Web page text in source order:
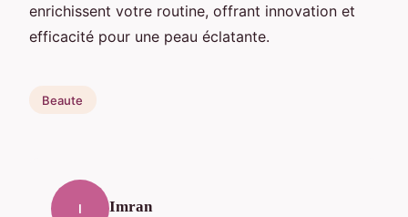
enrichissent votre routine, offrant innovation et
efficacité pour une peau éclatante.
Beaute
I Imran